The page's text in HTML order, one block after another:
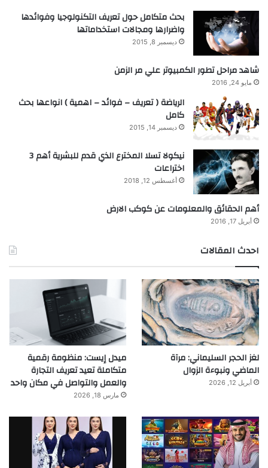
بحث متكامل حول تعريف التكنولوجيا وفوائدها
واضرارها ومجالات استخداماتها
ديسمبر 8, 2015
شاهد مراحل تطور الكمبيوتر علي مر الزمن
مايو 24, 2016
الرياضة ( تعريف – فوائد – اهمية ) انواعها بحث
كامل
ديسمبر 14, 2015
نيكولا تسلا المخترع الذي قدم للبشرية أهم 3
اختراعات
أغسطس 12, 2018
أهم الحقائق والمعلومات عن كوكب الارض
أبريل 17, 2016
احدث المقالات
لغز الحجر السليماني: مرآة
الماضي ونبوءة الزوال
أبريل 12, 2026
ميدل إيست: منظومة رقمية
متكاملة تعيد تعريف التجارة
والعمل والتواصل في مكان واحد
مارس 18, 2026